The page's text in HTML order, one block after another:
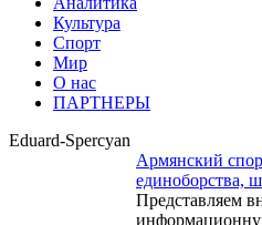
Культура
Спорт
Мир
О нас
ПАРТНЕРЫ
Eduard-Spercyan
Армянский
единоборства,
Представляем